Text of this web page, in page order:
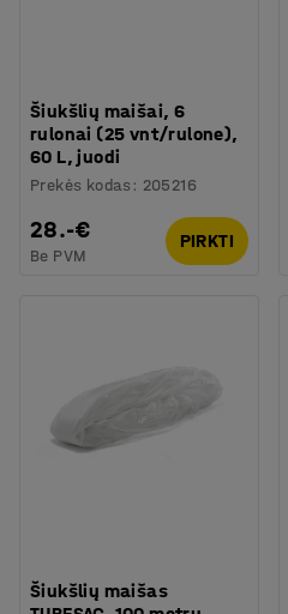
Šiukšlių maišai, 6
rulonai (25 vnt/rulone),
60 L, juodi
Prekės kodas : 205216
28.-€
Be PVM
PIRKTI
Šiukšlių maišas